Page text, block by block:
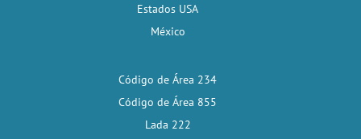
Estados USA
México
Código de Área 234
Código de Área 855
Lada 222